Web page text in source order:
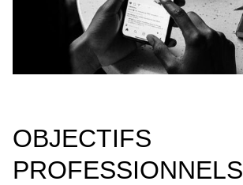
OBJECTIFS
PROFESSIONNELS